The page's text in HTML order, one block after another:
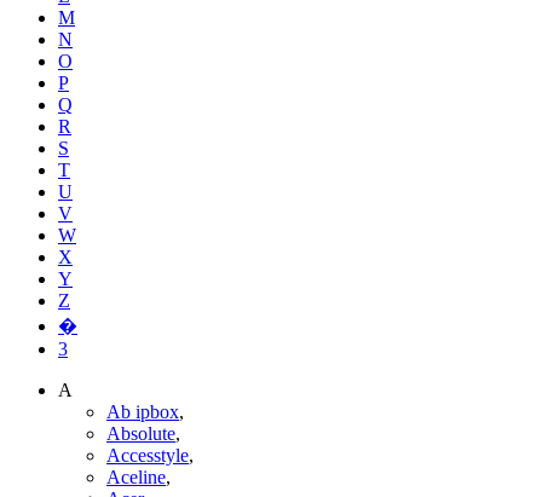
M
N
O
P
Q
R
S
T
U
V
W
X
Y
Z
�
3
A
Ab ipbox,
Absolute,
Accesstyle,
Aceline,